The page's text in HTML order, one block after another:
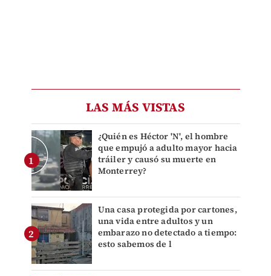
LAS MÁS VISTAS
¿Quién es Héctor 'N', el hombre
que empujó a adulto mayor hacia
tráiler y causó su muerte en
Monterrey?
Una casa protegida por cartones,
una vida entre adultos y un
embarazo no detectado a tiempo:
esto sabemos de l